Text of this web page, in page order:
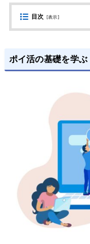
目次 [表示]
ポイ活の基礎を学ぶ